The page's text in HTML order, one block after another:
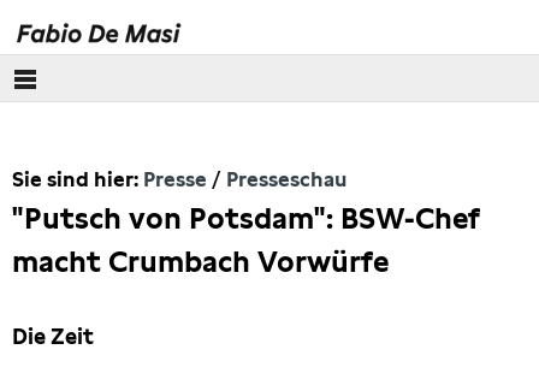
Europäisches Parlament
Themen
Sie sind hier: Presse Presseschau
"Putsch von Potsdam": BSW-Chef
macht Crumbach Vorwürfe
Die Zeit